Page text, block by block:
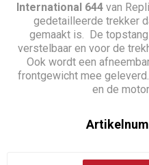
International 644van
gedetailleerde trekker
gemaakt is. De
verstelbaar en voor de
Ook wordt een
frontgewicht mee
en de